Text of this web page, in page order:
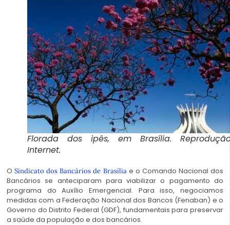
Florada dos ipês, em Brasília.
Internet.
OSindicato dos Bancários de Brasíliae o Comando Nacional dos
Bancários se anteciparam para viabilizar o pagamento do
programa do Auxílio Emergencial. Para isso, negociamos
medidas com a Federação Nacional dos Bancos (Fenaban) e o
Governo do Distrito Federal (GDF), fundamentais para preservar
a saúde da população e dos bancários.